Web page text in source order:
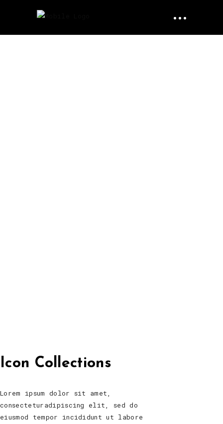
Icon Collections
Lorem ipsum dolor sit amet,
consecteturadipiscing elit, sed do
eiusmod tempor incididunt ut labore